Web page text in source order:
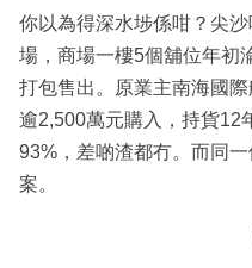
你以為得深水埗係咁？尖
場，商場一樓5個舖位年初
打包售出。原業主南海國
逾2,500萬元購入，持貨12
93%，差啲渣都冇。而同
案。